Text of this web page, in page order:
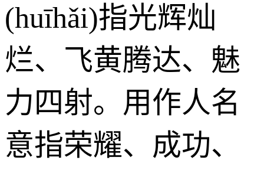
(huīhǎi)指光辉灿
烂、飞黄腾达、魅
力四射。用作人名
意指荣耀、成功、